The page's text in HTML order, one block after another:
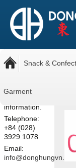
Snack &
Garment
Note: The
prices shown
here are retail
Contact us
information.
Telephone:
+84 (028)
3929 1078
Email:
info@donghungvn.com